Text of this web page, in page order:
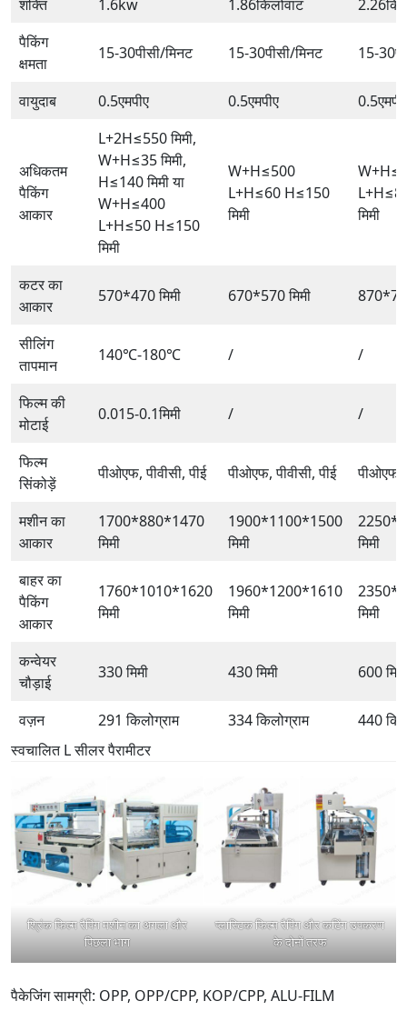
शक्ति
1.6kw 1.86किलोवाट
पैकिंग
क्षमता
15-30पीसी/मिनट 15-30पीसी/मिनट 15-
वायुदाब 0.5एमपीए 0.5एमपीए
अधिकतम
पैकिंग
आकार
L+2H≤550 मिमी,
W+H≤35 मिमी,
H≤140 मिमी या
W+H≤400
L+H≤50 H≤150
मिमी
W+H≤500
L+H≤60 H≤150
मिमी
मिमी
कटर का
आकार
570*470 मिमी 670*570 मिमी
सीलिंग
तापमान
140℃-180℃ / /
फिल्म की
मोटाई
0.015-0.1मिमी / /
फिल्म
सिंकोड़ें
पीओएफ, पीवीसी, पीई पीओएफ, पीवीसी, पीई पीओएफ,
मशीन का
आकार
1700*880*1470
मिमी
1900*1100*1500
मिमी
मिमी
बाहर का
पैकिंग
आकार
1760*1010*1620
मिमी
1960*1200*1610
मिमी
मिमी
कन्वेयर
चौड़ाई
330 मिमी 430 मिमी 600 मिमी
वज़न 291 किलोग्राम 334 किलोग्राम
440
स्वचालित L सीलर पैरामीटर
श्रिंक फिल्म रैपिंग मशीन का अगला और
पिछला भाग
प्लास्टिक फिल्म रैपिंग और कटिंग उपकरण
के दोनों तरफ
पैकेजिंग सामग्री: OPP, OPP/CPP, KOP/CPP, ALU-FILM